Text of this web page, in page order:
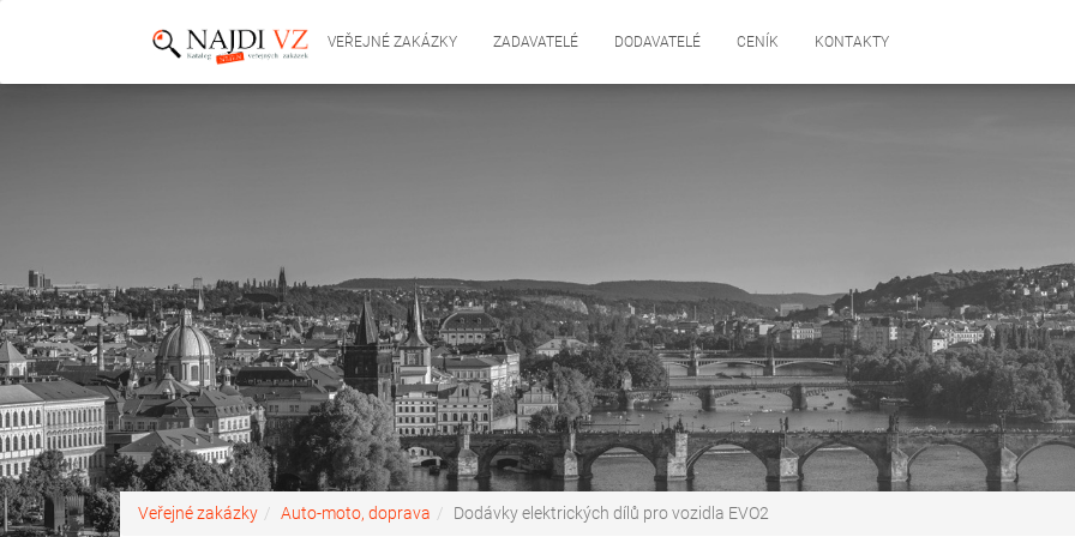
VEŘEJNÉ ZAKÁZKY ZADAVATELÉ DODAVATELÉ CENÍK KONTAKTY
Veřejné zakázky Auto-moto, doprava Dodávky elektrických dílů pro vozidla EVO2